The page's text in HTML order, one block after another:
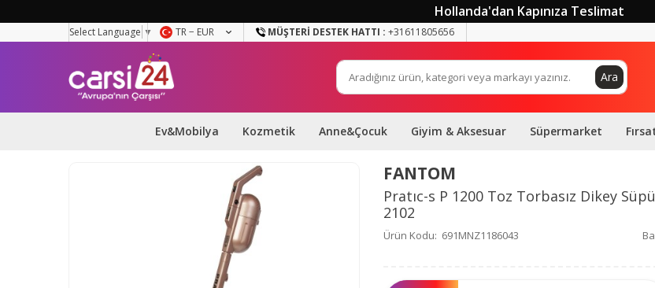
Hollanda'dan Kapınıza Teslimat
Select Language ▼ TR − EUR MÜŞTERI DESTEK HATTI : +31611805656
Ara
Ev&Mobilya Kozmetik Anne&Çocuk Giyim & Aksesuar Süpermarket
FANTOM
Pratıc-s P 1200 Toz Torbasız Dikey
2102
Ürün Kodu: 691MNZ1186043